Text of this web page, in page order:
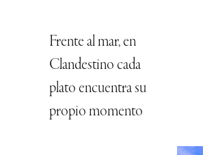
Frente al mar, en
Clandestino cada
plato encuentra su
propio momento